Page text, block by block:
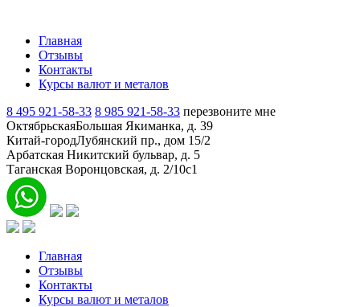
Главная
Отзывы
Контакты
Курсы валют и металов
8 495 921-58-33 8 985 921-58-33 перезвоните мне
ОктябрьскаяБольшая Якиманка, д. 39
Китай-городЛубянский пр., дом 15/2
Арбатская Никитский бульвар, д. 5
Таганская Воронцовская, д. 2/10с1
Главная
Отзывы
Контакты
Курсы валют и металов